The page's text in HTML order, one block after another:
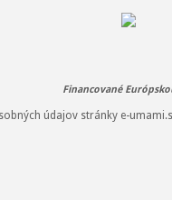
Financované
údajov stránky e-